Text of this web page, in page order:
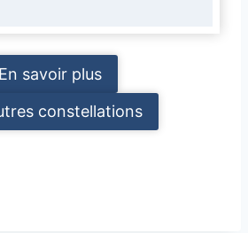
En savoir plus
constellations